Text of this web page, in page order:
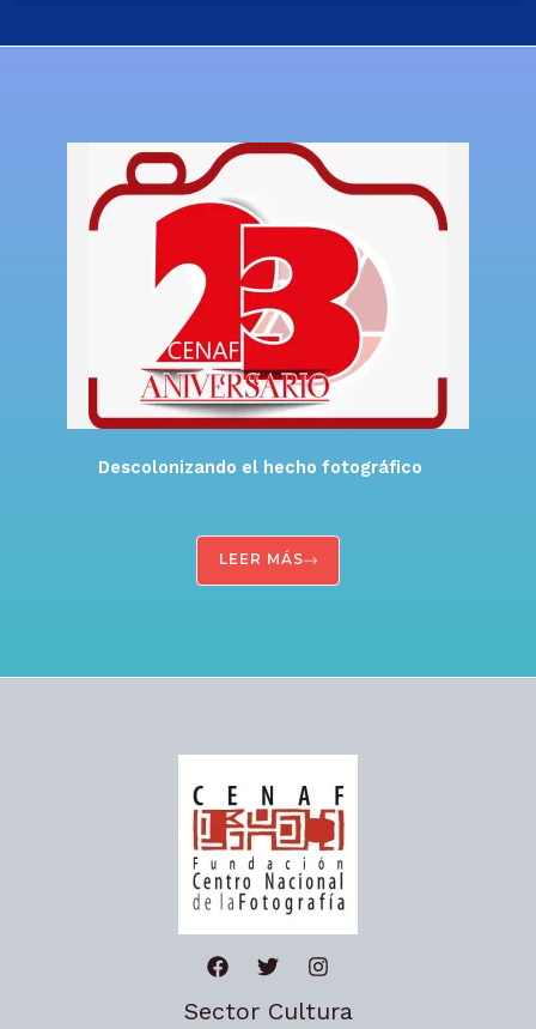
Descolonizando el hecho fotográfico
LEER MÁS
Sector Cultura